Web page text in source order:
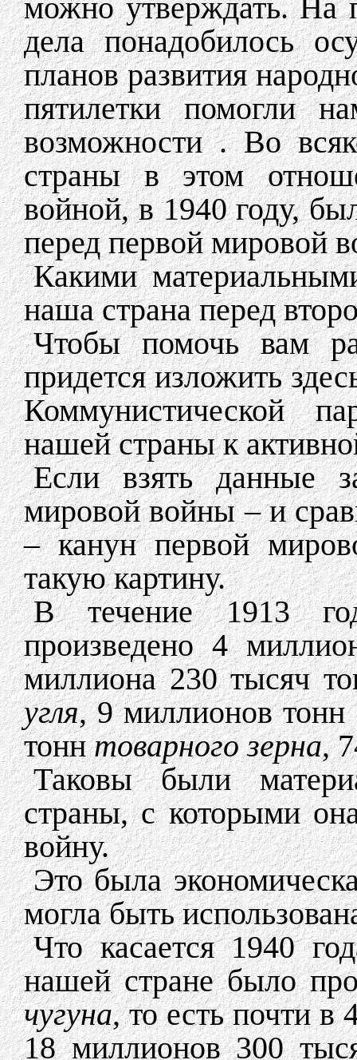
можно утверждать. На
дела понадобилось
планов развития
пятилетки помогли
возможности . Во
страны в этом
войной, в 1940 году,
перед первой мировой
Какими
наша страна перед
Чтобы помочь вам
придется изложить
Коммунистической
нашей страны к
Если взять данные
мировой войны – и
– канун первой
такую картину.
В течение 1913
произведено 4
миллиона 230 тысяч
угля, 9 миллионов тонн
тоннтоварного зерна,
Таковы были
страны, с которыми
войну.
Это была
могла быть
Что касается 1940
нашей стране было
чугуна, то есть почти в
18 миллионов 300